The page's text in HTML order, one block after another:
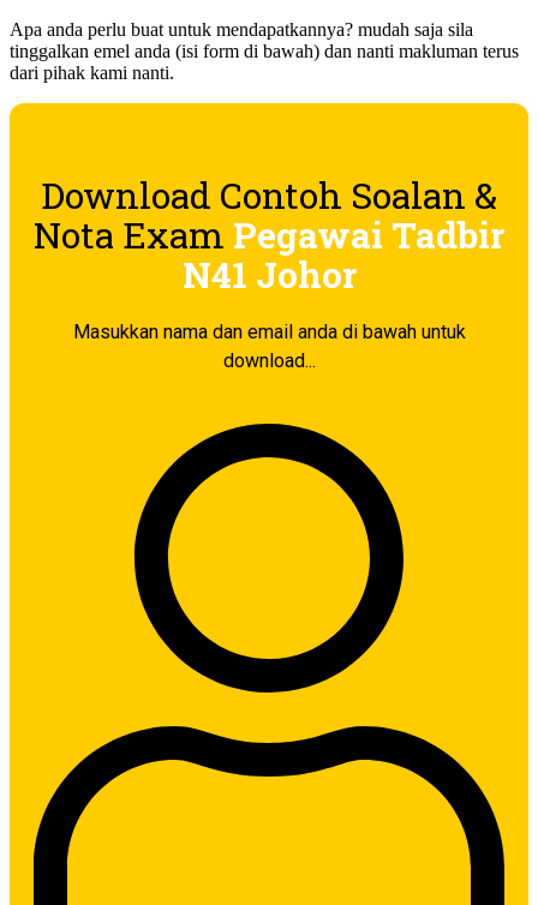
Apa anda perlu buat untuk mendapatkannya? mudah saja sila
tinggalkan emel anda (isi form di bawah) dan nanti makluman terus
dari pihak kami nanti.
Download Contoh Soalan &
Nota Exam Pegawai Tadbir
N41 Johor
Masukkan nama dan email anda di bawah untuk
download...